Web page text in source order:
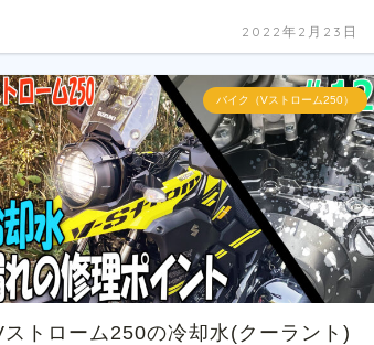
2022年2月23日
バイク（Vストローム250）
ストローム250の冷却水(クーラント)